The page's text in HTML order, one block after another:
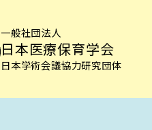
一般社団法人
日本医療保育学会
日本学術会議協力研究団体